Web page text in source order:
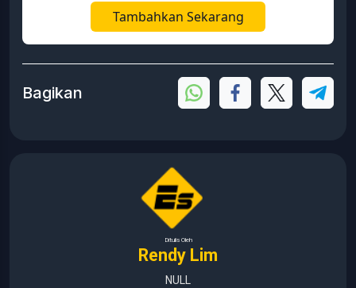
Tambahkan Sekarang
Bagikan
Ditulis Oleh
Rendy Lim
NULL